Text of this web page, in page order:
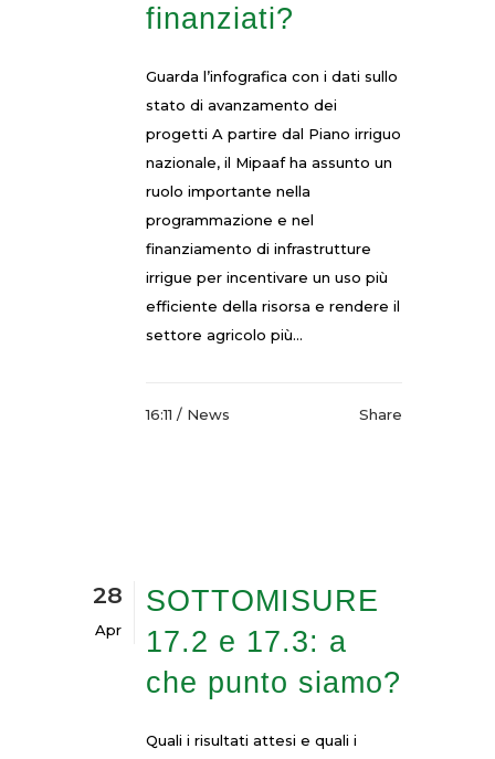
finanziati?
Guarda l’infografica con i dati sullo
stato di avanzamento dei
progetti A partire dal Piano irriguo
nazionale, il Mipaaf ha assunto un
ruolo importante nella
programmazione e nel
finanziamento di infrastrutture
irrigue per incentivare un uso più
efficiente della risorsa e rendere il
settore agricolo più...
16:11 / News Share
28
Apr
SOTTOMISURE
17.2 e 17.3: a
che punto siamo?
Quali i risultati attesi e quali i